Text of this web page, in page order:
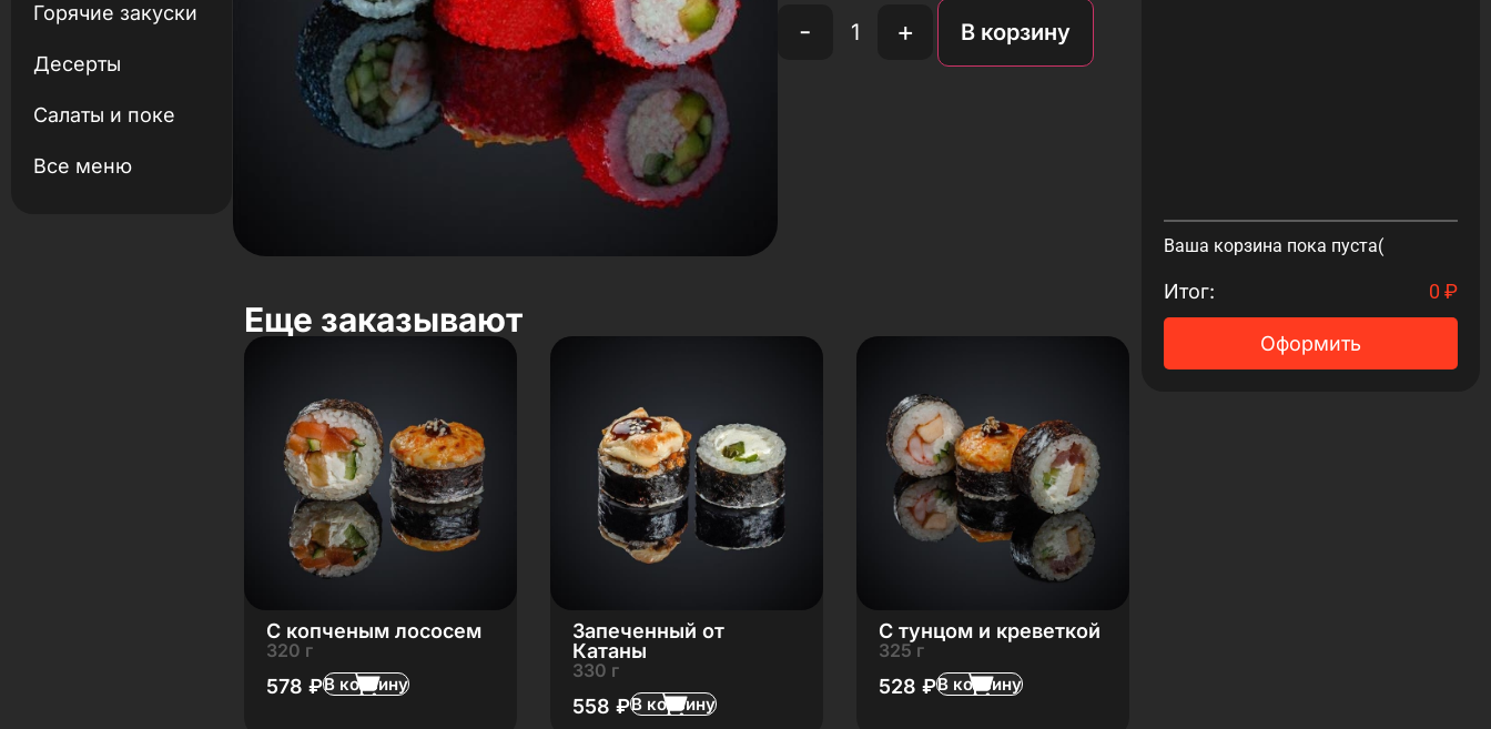
Горячие закуски
Десерты
Салаты и поке
Все меню
- + В корзину
Еще заказывают
C копченым лососем
320 г
578 ₽В корзину
Запеченный от
Катаны
330 г
558 ₽В корзину
С тунцом и креветкой
325 г
528₽В корзину
Ваша корзина пока пуста(
Итог: 0 ₽
Оформить